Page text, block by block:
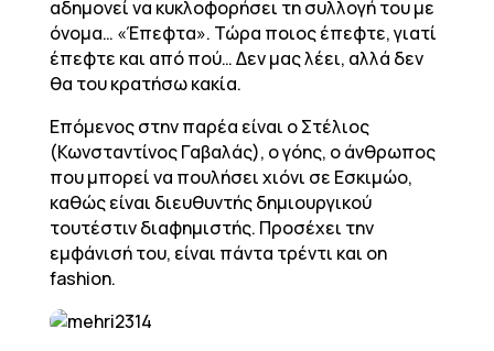
αδημονεί να κυκλοφορήσει τη συλλογή του με
όνομα… «Έπεφτα». Τώρα ποιος έπεφτε, γιατί
έπεφτε και από πού… Δεν μας λέει, αλλά δεν
θα του κρατήσω κακία.
Επόμενος στην παρέα είναι ο Στέλιος
(Κωνσταντίνος Γαβαλάς), ο γόης, ο άνθρωπος
που μπορεί να πουλήσει χιόνι σε Εσκιμώο,
καθώς είναι διευθυντής δημιουργικού
τουτέστιν διαφημιστής. Προσέχει την
εμφάνισή του, είναι πάντα τρέντι και on
fashion.